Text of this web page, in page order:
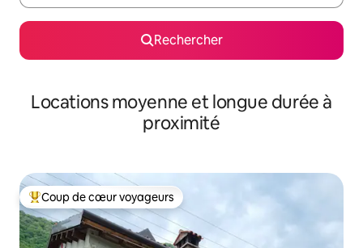
Rechercher
Locations moyenne et longue durée à
proximité
Coups de cœur voyageurs les plus appréciés
Coup de cœur voyageurs